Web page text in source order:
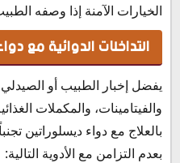
الخيارات الآمنة إذا وصفه
التداخلات الدوائية مع
يفضل إخبار الطبيب أو
والفيتامينات، والمكملات
بالعلاج مع دواء ديسلوراتين
بعدم التزامن مع الأدوية التالية: